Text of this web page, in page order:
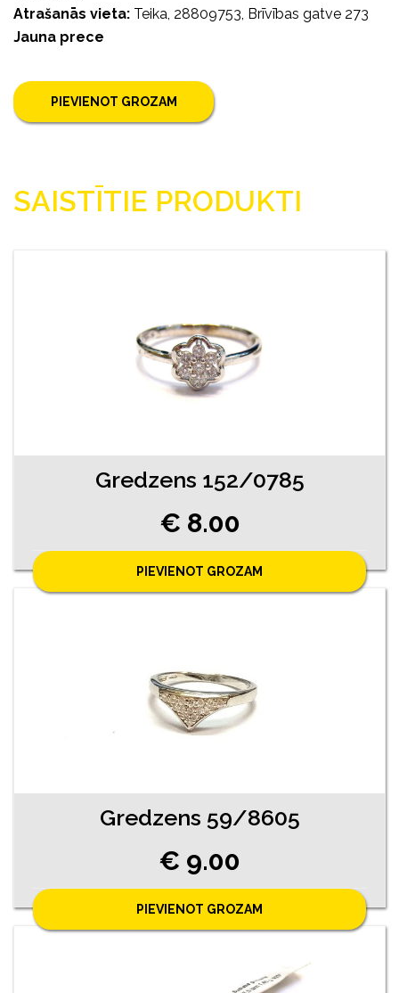
Atrašanās vieta: Teika, 28809753, Brīvības gatve 273
Jauna prece
PIEVIENOT GROZAM
SAISTĪTIE PRODUKTI
Gredzens 152/0785
€ 8.00
PIEVIENOT GROZAM
Gredzens 59/8605
€ 9.00
PIEVIENOT GROZAM